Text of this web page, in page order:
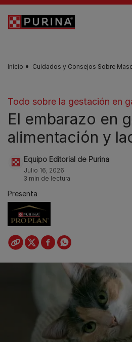
Skip to main content
Inicio Cuidados y Consejos Sobre
Todo sobre la gestación en
El embarazo en
alimentación y
Equipo Editorial de Purina
Julio 16, 2026
3 min de lectura
Presenta